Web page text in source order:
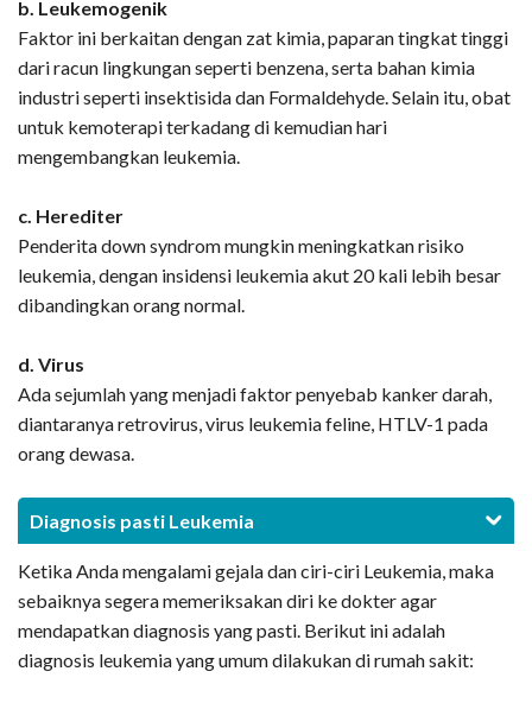
b. Leukemogenik
Faktor ini berkaitan dengan zat kimia, paparan tingkat tinggi
dari racun lingkungan seperti benzena, serta bahan kimia
industri seperti insektisida dan Formaldehyde. Selain itu, obat
untuk kemoterapi terkadang di kemudian hari
mengembangkan leukemia.
c. Herediter
Penderita down syndrom mungkin meningkatkan risiko
leukemia, dengan insidensi leukemia akut 20 kali lebih besar
dibandingkan orang normal.
d. Virus
Ada sejumlah yang menjadi faktor penyebab kanker darah,
diantaranya retrovirus, virus leukemia feline, HTLV-1 pada
orang dewasa.
Diagnosis pasti Leukemia
Ketika Anda mengalami gejala dan ciri-ciri Leukemia, maka
sebaiknya segera memeriksakan diri ke dokter agar
mendapatkan diagnosis yang pasti. Berikut ini adalah
diagnosis leukemia yang umum dilakukan di rumah sakit: